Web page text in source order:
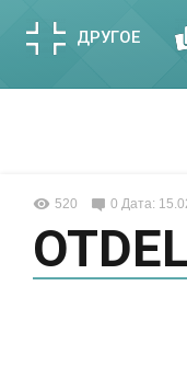
ДРУГОЕ
520 0 Дата: